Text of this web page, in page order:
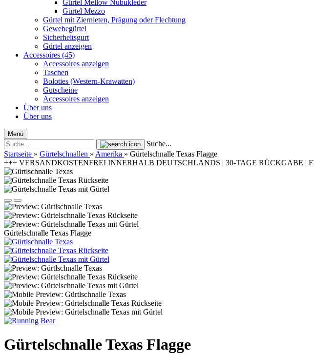
Gürtel Mellow Nubukleder
Gürtel Mezzo
Gürtel mit Ziernieten, Prägung oder Flechtung
Gewebegürtel
Sicherheitsgurt
Gürtel anzeigen
Accessoires (45)
Accessoires anzeigen
Taschen
Boloties (Western-Krawatten)
Gutscheine
Accessoires anzeigen
Über uns
Über uns
Menü
Suche...
Startseite » Gürtelschnallen » Amerika » Gürtelschnalle Texas Flagge
+++ VERSANDKOSTENFREI INNERHALB DEUTSCHLANDS | 30-TAGE RÜCKGABE |
Gürtelschnalle Texas Flagge
Gürtelschnalle Texas Flagge